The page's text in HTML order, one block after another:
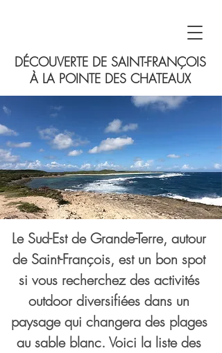
DÉCOUVERTE DE SAINT-FRANÇOIS
À LA POINTE DES CHATEAUX
Le Sud-Est de Grande-Terre, autour
de Saint-François, est un bon spot
si vous recherchez des activités
outdoor diversifiées dans un
paysage qui changera des plages
au sable blanc. Voici la liste des